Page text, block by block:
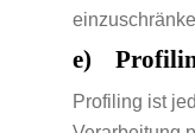
e)
Profiling ist